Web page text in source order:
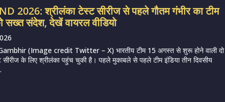
2026: श्रीलंका टेस्ट सीरीज से पहले गौतम गंभीर का टीम
सख्त संदेश, देखें वायरल वीडियो
(Image credit Twitter – X) भारतीय टीम 15 अगस्त से शुरू होने वाली दो
सीरीज के लिए श्रीलंका पहुंच चुकी है। पहले मुकाबले से पहले टीम इंडिया तीन दिवसीय